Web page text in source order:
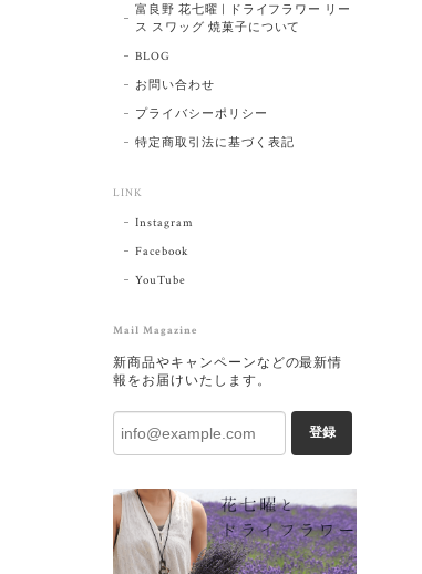
富良野 花七曜 | ドライフラワー リー
ス スワッグ 焼菓子について
BLOG
お問い合わせ
プライバシーポリシー
特定商取引法に基づく表記
LINK
Instagram
Facebook
YouTube
Mail Magazine
新商品やキャンペーンなどの最新情
報をお届けいたします。
登録